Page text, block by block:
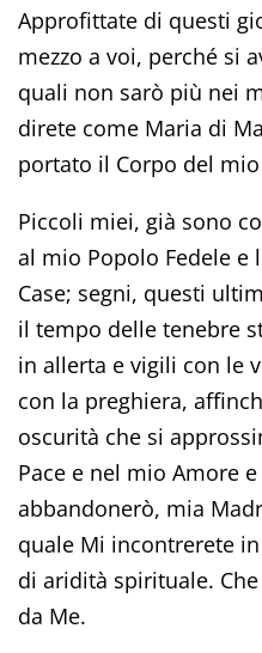
Approfittate di questi
mezzo a voi, perché si
quali non sarò più nei
direte come Maria di
portato il Corpo del mio
Piccoli miei, già sono
al mio Popolo Fedele
Case; segni, questi
il tempo delle tenebre
in allerta e vigili con le
con la preghiera,
oscurità che si
Pace e nel mio Amore
abbandonerò, mia
quale Mi incontrerete
di aridità spirituale.
da Me.